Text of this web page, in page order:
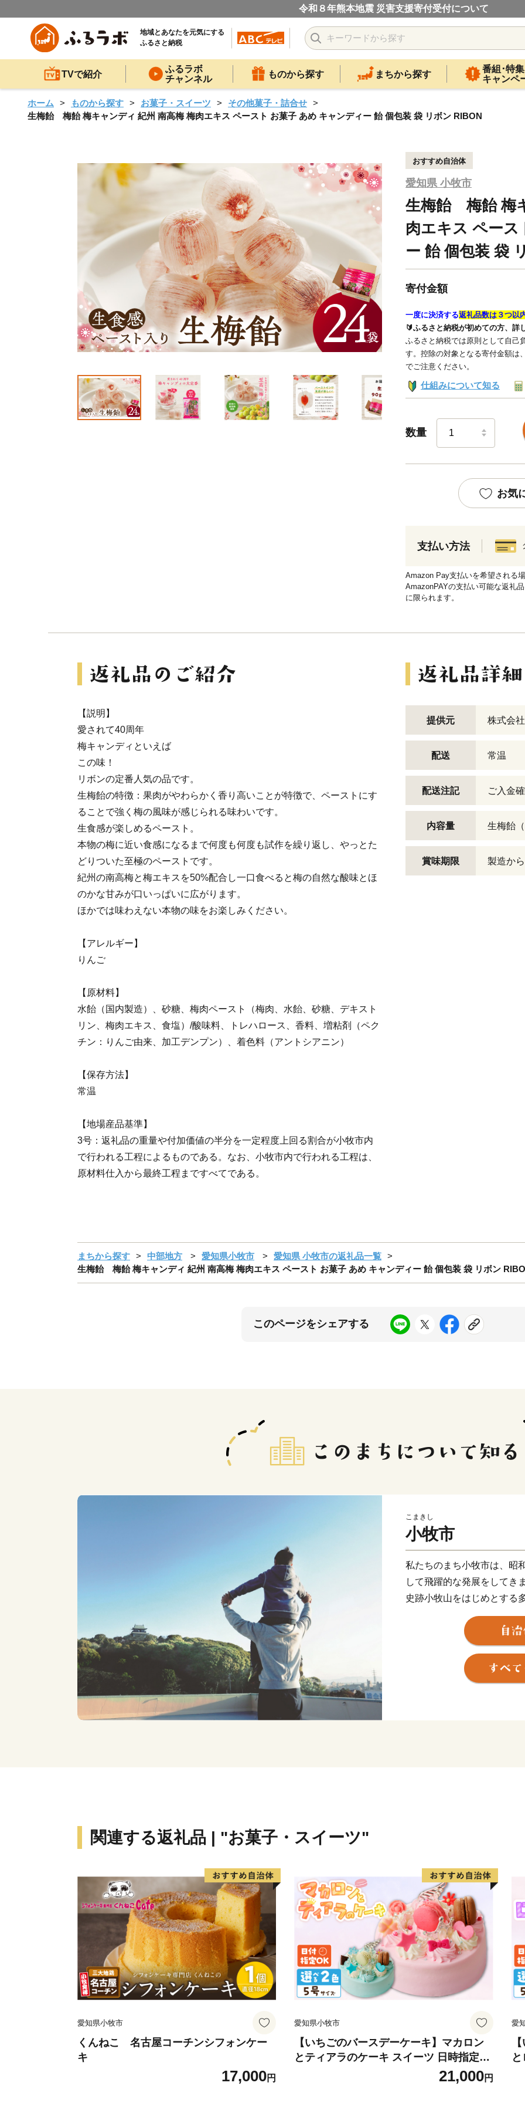
令和８年熊本地震 災害支援寄付受付について
地域とあなたを元気にする
ふるさと納税
TVで紹介
ふるラボ
チャンネル
ものから探す まちから探す
番組･特集
キャンペ
ホーム ものから探す お菓子・スイーツ
その他菓子・詰合せ
生梅飴 梅飴 梅キャンディ 紀州 南高梅 梅肉エキス ペースト お菓子 あめ キャンディー 飴 個包装 袋 リボン RIBON
おすすめ自治体
愛知県 小牧市
生梅飴 梅飴 梅
肉エキス ペー
ー 飴 個包装 袋
寄付金額
一度に決済する返礼品数は３つ以
🔰ふるさと納税が初めての方、詳
ふるさと納税では原則として自己
す。控除の対象となる寄付金額は
でご注意ください。
仕組みについて知る
数量
お気
支払い方法
Amazon Pay支払いを希望される
AmazonPAYの支払い可能な返礼
に限られます。
【説明】
愛されて40周年
梅キャンディといえば
この味！
リボンの定番人気の品です。
生梅飴の特徴：果肉がやわらかく香り高いことが特徴で、ペーストにす
ることで強く梅の風味が感じられる味わいです。
生食感が楽しめるペースト。
本物の梅に近い食感になるまで何度も何度も試作を繰り返し、やっとた
どりついた至極のペーストです。
紀州の南高梅と梅エキスを50%配合し一口食べると梅の自然な酸味とほ
のかな甘みが口いっぱいに広がります。
ほかでは味わえない本物の味をお楽しみください。
【アレルギー】
りんご
【原材料】
水飴（国内製造）、砂糖、梅肉ペースト（梅肉、水飴、砂糖、デキスト
リン、梅肉エキス、食塩）/酸味料、トレハロース、香料、増粘剤（ペク
チン：りんご由来、加工デンプン）、着色料（アントシアニン）
【保存方法】
常温
【地場産品基準】
3号：返礼品の重量や付加価値の半分を一定程度上回る割合が小牧市内
で行われる工程によるものである。なお、小牧市内で行われる工程は、
原材料仕入から最終工程まですべてである。
提供元 株式会
配送 常温
配送注記 ご入金
内容量 生梅飴
賞味期限 製造か
まちから探す 中部地方 愛知県小牧市
愛知県 小牧市の返礼品一覧
生梅飴 梅飴 梅キャンディ 紀州 南高梅 梅肉エキス ペースト お菓子 あめ キャンディー 飴 個包装 袋 リボン
このページをシェアする
こまきし
小牧市
私たちのまち小牧市は、昭
して飛躍的な発展をしてき
史跡小牧山をはじめとする
文化の薫るまちでもありま
関連する返礼品 | "お菓子・スイーツ"
愛知県小牧市
くんねこ 名古屋コーチンシフォンケー
キ
17,000円
愛知県小牧市
【いちごのバースデーケーキ】マカロン
とティアラのケーキ スイーツ 日時指定可
デザート 洋菓子 お取り寄せ 愛知県 小牧
市 送料無料 誕生日 クリスマス お祝い マ
21,000円
愛